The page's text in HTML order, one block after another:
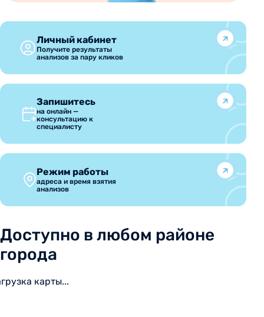
Личный кабинет
Получите результаты
анализов за пару кликов
Запишитесь
на онлайн —
консультацию к
специалисту
Режим работы
адреса и время взятия
анализов
Доступно в любом районе
города
карты...